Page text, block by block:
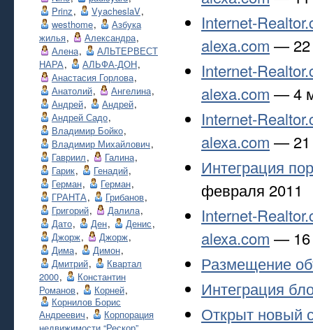
Prinz, VyacheslaV,
westhome,
Азбука
жилья, Александра,
Алена,
АЛЬТЕРВЕСТ
НАРА, АЛЬФА-ДОН,
Анастасия Горлова,
Анатолий, Ангелина,
Андрей, Андрей,
Андрей Садо,
Владимир Бойко,
Владимир Михайлович,
Гавриил, Галина,
Гарик, Генадий,
Герман, Герман,
ГРАНТА, Грибанов,
Григорий, Далила,
Дато, Ден, Денис,
Джорж, Джорж,
Дима, Димон,
Дмитрий,
Квартал
2000,
Константин
Романов, Корней,
Корнилов Борис
Андреевич,
Корпорация
Internet-
alexa.com — 22
Internet-
alexa.com — 4
Internet-
alexa.com — 21
Интеграция
февраля 2011
Internet-
alexa.com — 16
Размещение
Интеграция
Открыт новый